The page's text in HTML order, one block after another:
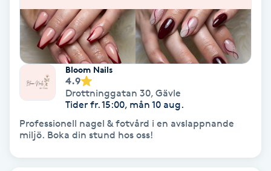
Olaplex
Olaplexbehandling
Ombre brows
Bloom Nails
4.9
Drottninggatan 30, Gävle
Tider fr. 15:00, mån 10 aug.
Professionell nagel & fotvård i en avslappnande
miljö. Boka din stund hos oss!